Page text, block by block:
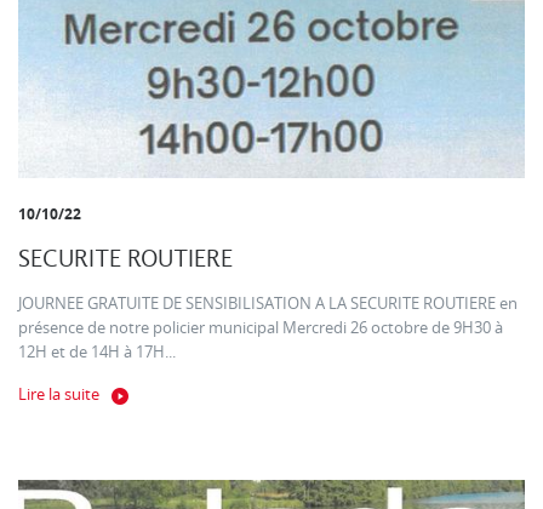
10/10/22
SECURITE ROUTIERE
JOURNEE GRATUITE DE SENSIBILISATION A LA SECURITE ROUTIERE en
présence de notre policier municipal Mercredi 26 octobre de 9H30 à
12H et de 14H à 17H...
Lire la suite